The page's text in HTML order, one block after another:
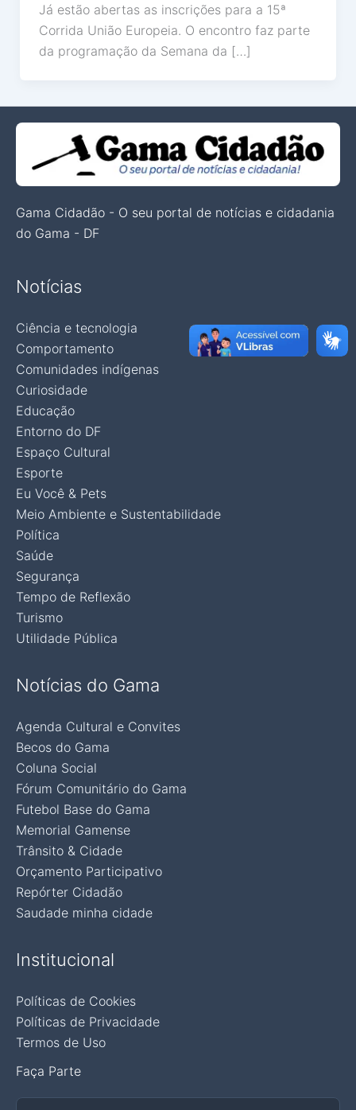
Já estão abertas as inscrições para a 15ª
Corrida União Europeia. O encontro faz parte
da programação da Semana da […]
Gama Cidadão - O seu portal de notícias e cidadania
do Gama - DF
Notícias
Ciência e tecnologia
Comportamento
Comunidades indígenas
Curiosidade
Educação
Entorno do DF
Espaço Cultural
Esporte
Eu Você & Pets
Meio Ambiente e Sustentabilidade
Política
Saúde
Segurança
Tempo de Reflexão
Turismo
Utilidade Pública
Notícias do Gama
Agenda Cultural e Convites
Becos do Gama
Coluna Social
Fórum Comunitário do Gama
Futebol Base do Gama
Memorial Gamense
Trânsito & Cidade
Orçamento Participativo
Repórter Cidadão
Saudade minha cidade
Institucional
Políticas de Cookies
Políticas de Privacidade
Termos de Uso
Faça Parte